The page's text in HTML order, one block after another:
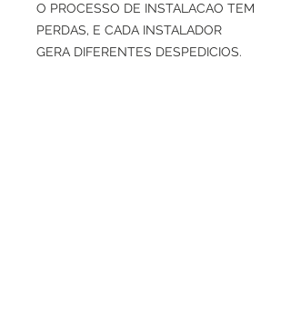
O PROCESSO DE INSTALACAO TEM
PERDAS, E CADA INSTALADOR
GERA DIFERENTES DESPEDICIOS.